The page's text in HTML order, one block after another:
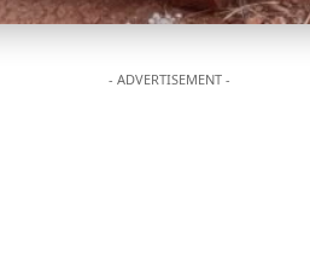
- ADVERTISEMENT -